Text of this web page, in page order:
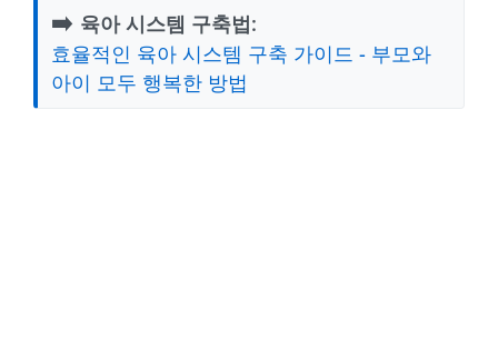
➡️ 육아 시스템 구축법:
효율적인 육아 시스템 구축 가이드 - 부모와
아이 모두 행복한 방법